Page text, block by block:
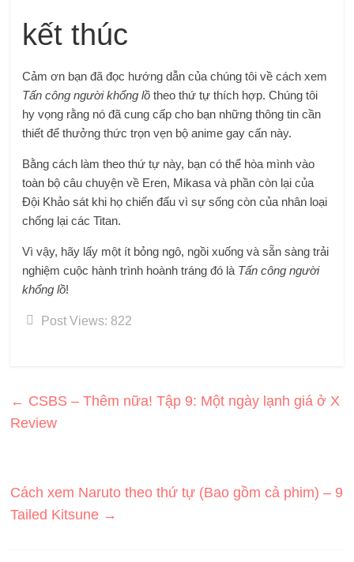
kết thúc
Cảm ơn bạn đã đọc hướng dẫn của chúng tôi về cách xem
Tấn công người khổng lồ theo thứ tự thích hợp. Chúng tôi
hy vọng rằng nó đã cung cấp cho bạn những thông tin cần
thiết để thưởng thức trọn vẹn bộ anime gay cấn này.
Bằng cách làm theo thứ tự này, bạn có thể hòa mình vào
toàn bộ câu chuyện về Eren, Mikasa và phần còn lại của
Đội Khảo sát khi họ chiến đấu vì sự sống còn của nhân loại
chống lại các Titan.
Vì vậy, hãy lấy một ít bỏng ngô, ngồi xuống và sẵn sàng trải
nghiệm cuộc hành trình hoành tráng đó là Tấn công người
khổng lồ!
Post Views: 822
← CSBS – Thêm nữa! Tập 9: Một ngày lạnh giá ở X
Review
Cách xem Naruto theo thứ tự (Bao gồm cả phim) – 9
Tailed Kitsune →